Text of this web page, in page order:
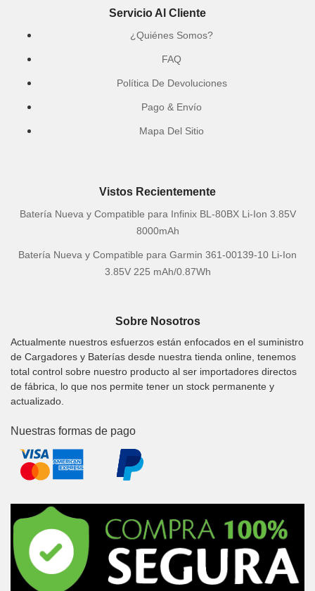
Servicio Al Cliente
¿Quiénes Somos?
FAQ
Política De Devoluciones
Pago & Envío
Mapa Del Sitio
Vistos Recientemente
Batería Nueva y Compatible para Infinix BL-80BX Li-Ion 3.85V
8000mAh
Batería Nueva y Compatible para Garmin 361-00139-10 Li-Ion
3.85V 225 mAh/0.87Wh
Sobre Nosotros
Actualmente nuestros esfuerzos están enfocados en el suministro
de Cargadores y Baterías desde nuestra tienda online, tenemos
total control sobre nuestro producto al ser importadores directos
de fábrica, lo que nos permite tener un stock permanente y
actualizado.
Nuestras formas de pago